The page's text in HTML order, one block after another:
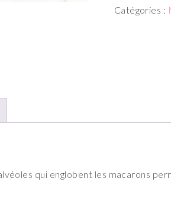
Catégories :
qui englobent les macarons